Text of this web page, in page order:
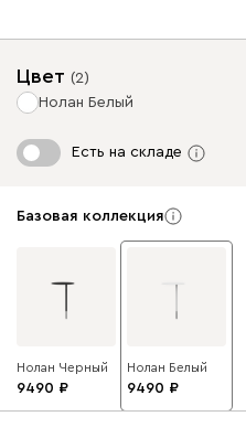
Цвет (2)
Нолан Белый
Есть на складе
Базовая коллекция
Нолан Черный
9490
Нолан Белый
9490